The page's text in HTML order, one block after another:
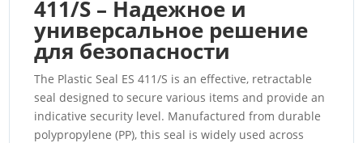
411/S – Надежное и
универсальное решение
для безопасности
The Plastic Seal ES 411/S is an effective, retractable
seal designed to secure various items and provide an
indicative security level. Manufactured from durable
polypropylene (PP), this seal is widely used across